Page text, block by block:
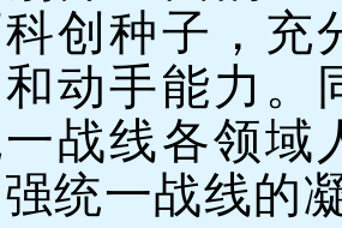
创种子，充
动手能力。
战线各领域
统一战线的